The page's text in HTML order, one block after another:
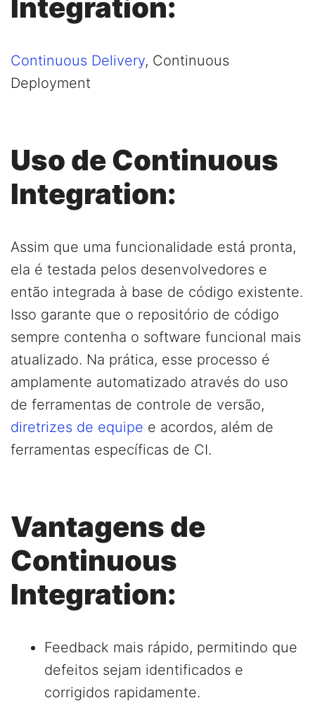
Integration:
Continuous Delivery, Continuous
Deployment
Uso de Continuous
Integration:
Assim que uma funcionalidade está pronta,
ela é testada pelos desenvolvedores e
então integrada à base de código existente.
Isso garante que o repositório de código
sempre contenha o software funcional mais
atualizado. Na prática, esse processo é
amplamente automatizado através do uso
de ferramentas de controle de versão,
diretrizes de equipe e acordos, além de
ferramentas específicas de CI.
Vantagens de
Continuous
Integration:
Feedback mais rápido, permitindo que
defeitos sejam identificados e
corrigidos rapidamente.